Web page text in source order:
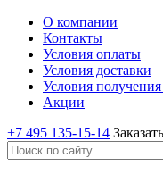
О компании
Контакты
Условия оплаты
Условия доставки
Условия
Акции
+7 495 135-15-14